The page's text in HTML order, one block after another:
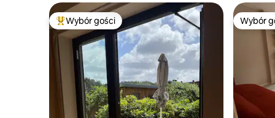
Najpopularniejsze z kategorii Wybór gości
Wybór gości Wybór
Wybór